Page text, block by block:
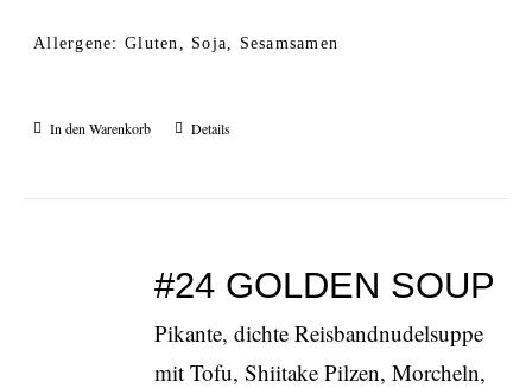
Allergene: Gluten, Soja, Sesamsamen
In den Warenkorb Details
#24 GOLDEN SOUP
Pikante, dichte Reisbandnudelsuppe
mit Tofu, Shiitake Pilzen, Morcheln,